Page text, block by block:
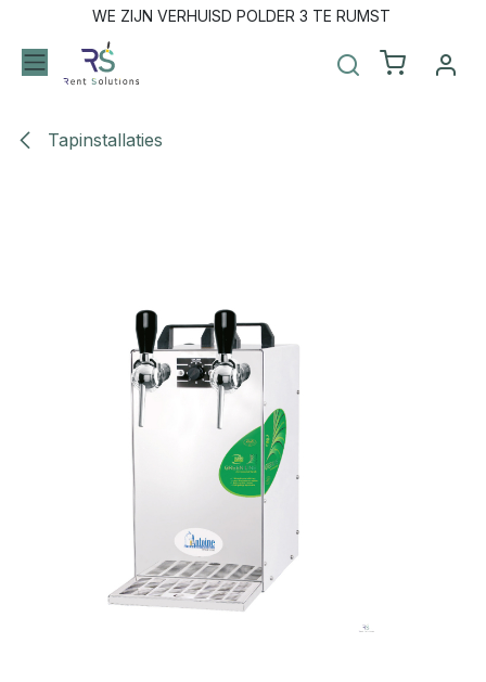
Overslaan naar inhoudWE ZIJN VERHUISD POLDER 3 TE RUMST
Tapinstallaties